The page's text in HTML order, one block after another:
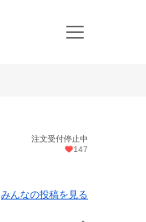
注文受付停止中
147
みんなの投稿を見る